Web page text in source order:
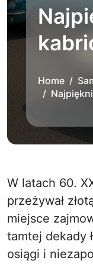
Home
W latach 60. XX wieku świat motoryzacji
przeżywał
miejsce
tamtej dekady
osiągi i